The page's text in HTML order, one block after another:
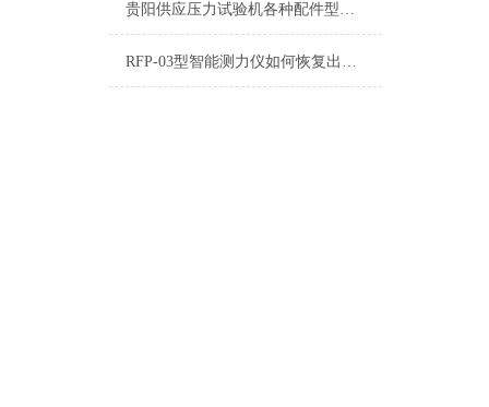
贵阳供应压力试验机各种配件型号齐全质优价廉
RFP-03型智能测力仪如何恢复出厂设置